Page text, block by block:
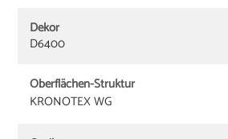
Dekor
D6400
Oberflächen-Struktur
KRONOTEX WG